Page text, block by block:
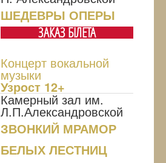
ШЕДЕВРЫ ОПЕРЫ
ЗАКАЗ БIЛЕТА
Концерт вокальной
музыки
Узрoст 12+
Камерный зал им.
Л.П.Александровской
ЗВОНКИЙ МРАМОР
БЕЛЫХ ЛЕСТНИЦ